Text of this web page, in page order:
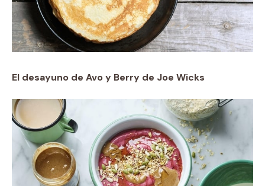
El desayuno de Avo y Berry de Joe Wicks